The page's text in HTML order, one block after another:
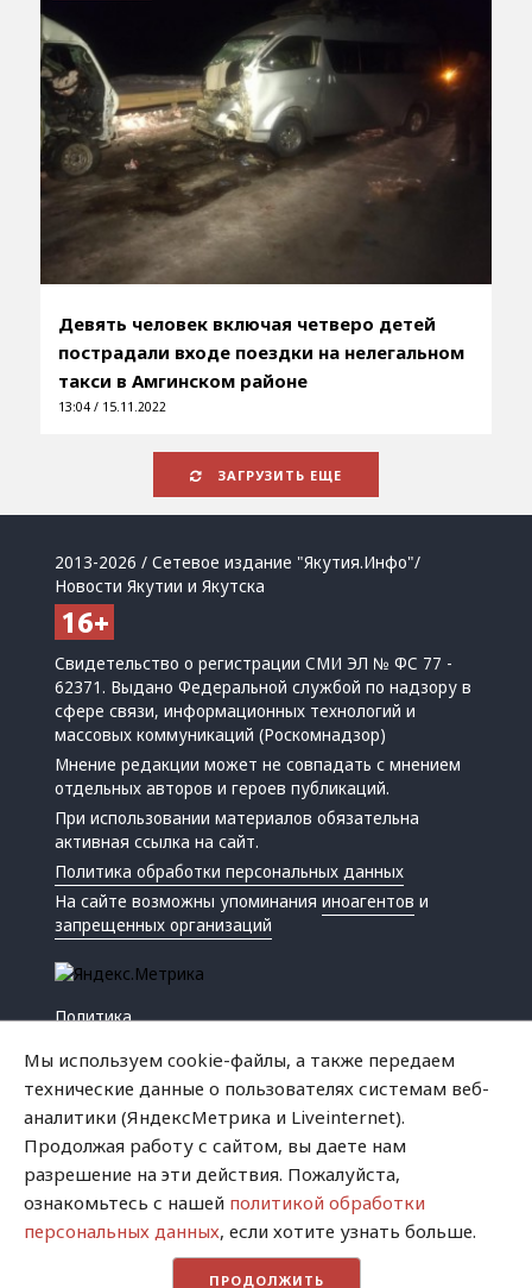
Девять человек включая четверо детей
пострадали входе поездки на нелегальном
такси в Амгинском районе
13:04 / 15.11.2022
ЗАГРУЗИТЬ ЕЩЕ
2013-2026 / Сетевое издание "Якутия.Инфо"/
Новости Якутии и Якутска
Свидетельство о регистрации СМИ ЭЛ № ФС 77 -
62371. Выдано Федеральной службой по надзору в
сфере связи, информационных технологий и
массовых коммуникаций (Роскомнадзор)
Мнение редакции может не совпадать с мнением
отдельных авторов и героев публикаций.
При использовании материалов обязательна
активная ссылка на сайт.
Политика обработки персональных данных
На сайте возможны упоминанияиноагентов и
запрещенных организаций
Политика
Криминал
Успех
Хватит это терпеть
Мы используем cookie-файлы, а также передаем
технические данные о пользователях системам веб-
аналитики (ЯндексМетрика и Liveinternet).
Продолжая работу с сайтом, вы даете нам
разрешение на эти действия. Пожалуйста,
ознакомьтесь с нашей политикой обработки
персональных данных, если хотите узнать больше.
ПРОДОЛЖИТЬ